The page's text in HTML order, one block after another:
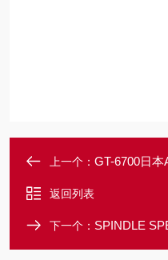
上一个： GT-6700日本
返回列表
下一个： SPINDLE